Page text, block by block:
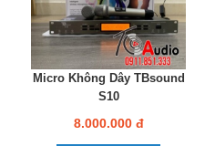
Micro Không Dây TBsound
S10
8.000.000 đ